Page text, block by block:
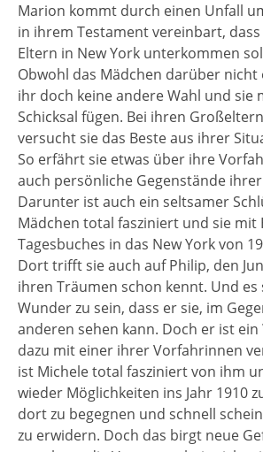
Marion kommt durch einen Unfall
in ihrem Testament vereinbart,
Eltern in New York unterkommen
Obwohl das Mädchen darüber
ihr doch keine andere Wahl und sie
Schicksal fügen. Bei ihren
versucht sie das Beste aus ihrer
So erfährt sie etwas über ihre
auch persönliche Gegenstände
Darunter ist auch ein seltsamer
Mädchen total fasziniert und sie mit
Tagesbuches in das New York von
Dort trifft sie auch auf Philip, den
ihren Träumen schon kennt. Und es
Wunder zu sein, dass er sie, im
anderen sehen kann. Doch er ist
dazu mit einer ihrer Vorfahrinnen
ist Michele total fasziniert von ihm
wieder Möglichkeiten ins Jahr 1910
dort zu begegnen und schnell
zu erwidern. Doch das birgt neue